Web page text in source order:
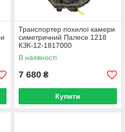
Транспортер похилої камери
симетричний Палесе 1218
КЗК-12-1817000
В наявності
7 680 ₴
Купити